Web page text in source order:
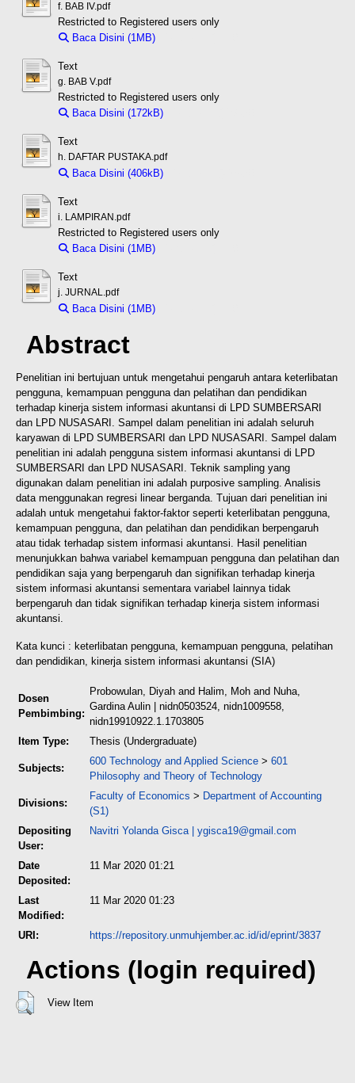
f. BAB IV.pdf
Restricted to Registered users only
Baca Disini (1MB)
Text
g. BAB V.pdf
Restricted to Registered users only
Baca Disini (172kB)
Text
h. DAFTAR PUSTAKA.pdf
Baca Disini (406kB)
Text
i. LAMPIRAN.pdf
Restricted to Registered users only
Baca Disini (1MB)
Text
j. JURNAL.pdf
Baca Disini (1MB)
Abstract
Penelitian ini bertujuan untuk mengetahui pengaruh antara keterlibatan
pengguna, kemampuan pengguna dan pelatihan dan pendidikan
terhadap kinerja sistem informasi akuntansi di LPD SUMBERSARI
dan LPD NUSASARI. Sampel dalam penelitian ini adalah seluruh
karyawan di LPD SUMBERSARI dan LPD NUSASARI. Sampel dalam
penelitian ini adalah pengguna sistem informasi akuntansi di LPD
SUMBERSARI dan LPD NUSASARI. Teknik sampling yang
digunakan dalam penelitian ini adalah purposive sampling. Analisis
data menggunakan regresi linear berganda. Tujuan dari penelitian ini
adalah untuk mengetahui faktor-faktor seperti keterlibatan pengguna,
kemampuan pengguna, dan pelatihan dan pendidikan berpengaruh
atau tidak terhadap sistem informasi akuntansi. Hasil penelitian
menunjukkan bahwa variabel kemampuan pengguna dan pelatihan dan
pendidikan saja yang berpengaruh dan signifikan terhadap kinerja
sistem informasi akuntansi sementara variabel lainnya tidak
berpengaruh dan tidak signifikan terhadap kinerja sistem informasi
akuntansi.
Kata kunci : keterlibatan pengguna, kemampuan pengguna, pelatihan
dan pendidikan, kinerja sistem informasi akuntansi (SIA)
Dosen
Pembimbing:
Probowulan, Diyah and Halim, Moh and Nuha,
Gardina Aulin | nidn0503524, nidn1009558,
nidn19910922.1.1703805
Item Type:
Thesis (Undergraduate)
Subjects:
600 Technology and Applied Science > 601
Philosophy and Theory of Technology
Divisions:
Faculty of Economics > Department of Accounting
(S1)
Depositing
User:
Navitri Yolanda Gisca | ygisca19@gmail.com
Date
Deposited:
11 Mar 2020 01:21
Last
Modified:
11 Mar 2020 01:23
URI: https://repository.unmuhjember.ac.id/id/eprint/3837
Actions (login required)
View Item